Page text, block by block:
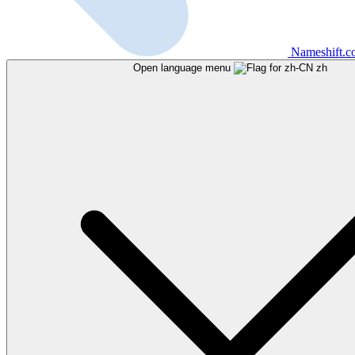
Open language menu zh